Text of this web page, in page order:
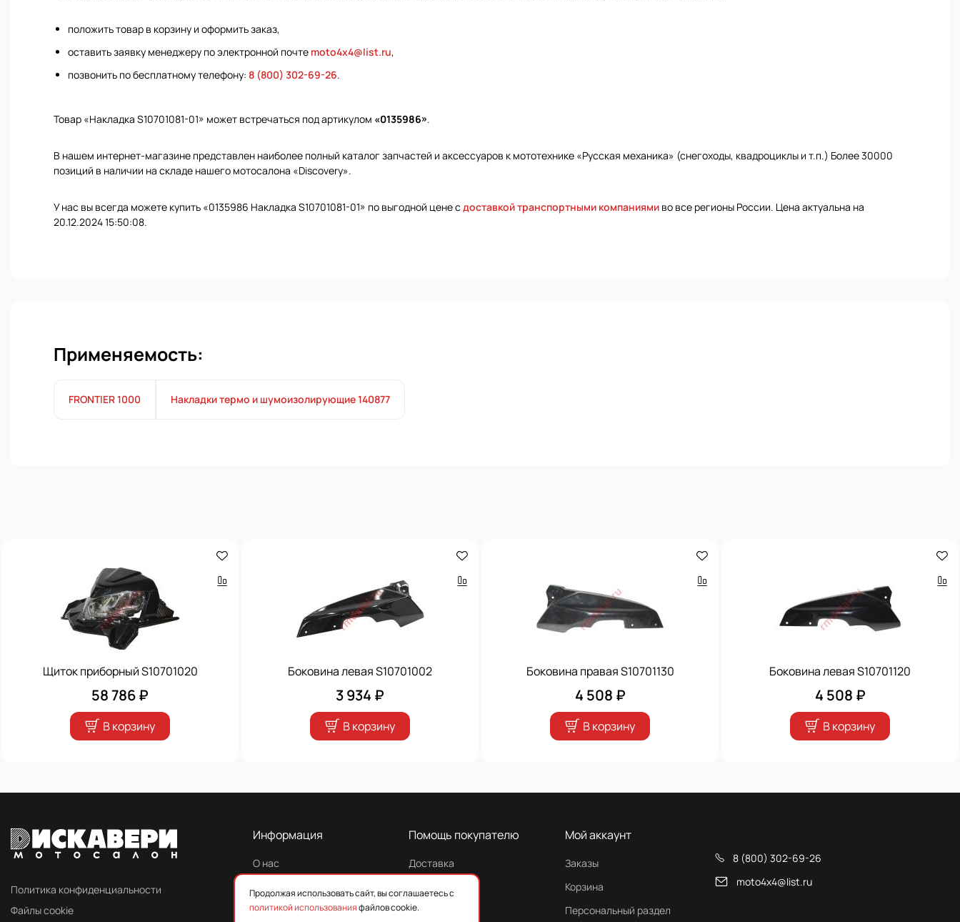
положить товар в корзину и оформить заказ,
оставить заявку менеджеру по электронной почте moto4x4@list.ru,
позвонить по бесплатному телефону: 8 (800) 302-69-26.
Товар «Накладка S10701081-01» может встречаться под артикулом «0135986».
В нашем интернет-магазине представлен наиболее полный каталог запчастей и аксессуаров к мототехнике «Русская механика» (снегоходы, квадроциклы и т.п.) Более 30000
позиций в наличии на складе нашего мотосалона «Discovery».
У нас вы всегда можете купить «0135986 Накладка S10701081-01» по выгодной цене с доставкой транспортными компаниями во все регионы России. Цена актуальна на
20.12.2024 15:50:08.
Применяемость:
FRONTIER 1000 Накладки термо и шумоизолирующие 140877
Щиток приборный S10701020
58 786 ₽
В корзину
Боковина левая S10701002
3 934 ₽
В корзину
Боковина правая S10701130
4 508 ₽
В корзину
Боковина левая S10701120
4 508 ₽
В корзину
Политика конфиденциальности
Файлы cookie
Информация
О нас
Контакты
Помощь покупателю
Доставка
Мой аккаунт
Заказы
Корзина
Персональный раздел
8 (800) 302-69-26
moto4x4@list.ru
Продолжая использовать сайт, вы соглашаетесь с
политикой использованияфайлов cookie.